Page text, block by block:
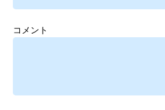
コメント